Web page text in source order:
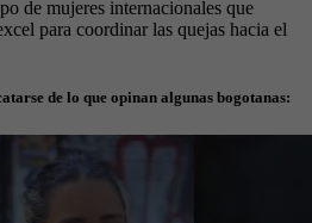
de mujeres internacionales que
para coordinar las quejas hacia el
de lo que opinan algunas bogotanas: